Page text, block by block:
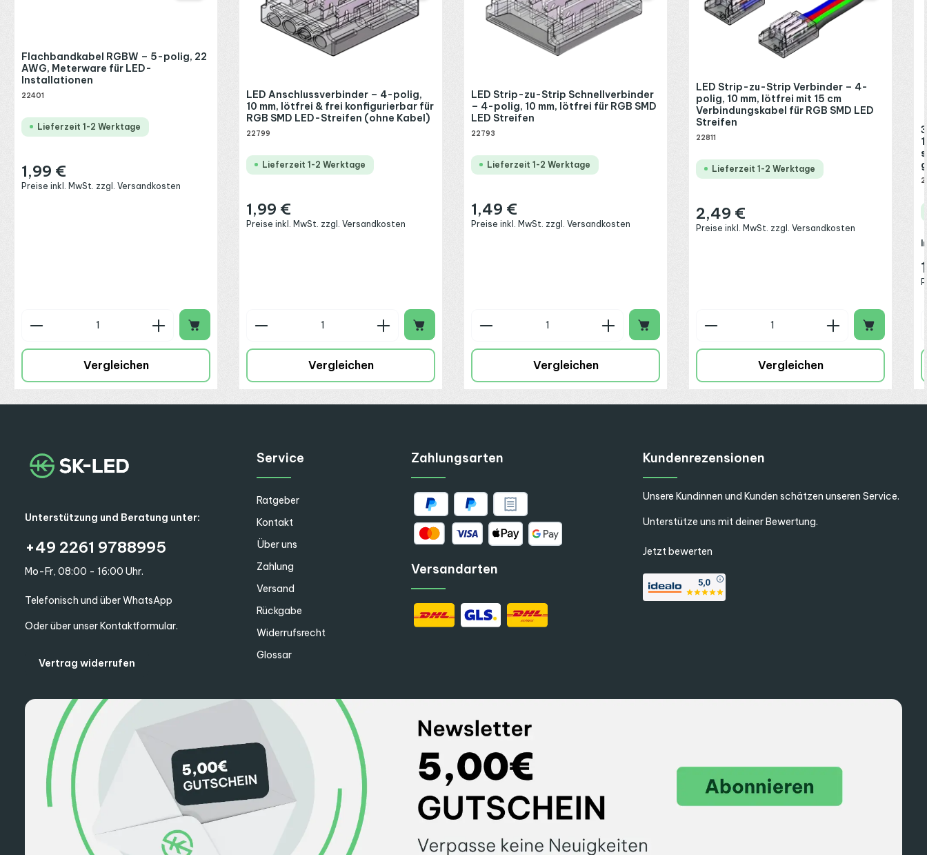
Flachbandkabel RGBW – 5-polig, 22
AWG, Meterware für LED-
Installationen
22401
Lieferzeit 1-2 Werktage
Regulärer Preis:
1,99 €
Preise inkl. MwSt. zzgl. Versandkosten
Produkt Anzahl: Gib den gewünschten Wert ein oder benutze die Schaltflächen um die Anzahl zu erhöhen oder
Vergleichen
LED Anschlussverbinder – 4-polig,
10 mm, lötfrei & frei konfigurierbar für
RGB SMD LED-Streifen (ohne Kabel)
22799
Lieferzeit 1-2 Werktage
Regulärer Preis:
1,99 €
Preise inkl. MwSt. zzgl. Versandkosten
Produkt Anzahl: Gib den gewünschten Wert ein oder benutze die Schaltflächen um
Vergleichen
LED Strip-zu-Strip Schnellverbinder
– 4-polig, 10 mm, lötfrei für RGB SMD
LED Streifen
22793
Lieferzeit 1-2 Werktage
Regulärer Preis:
1,49 €
Preise inkl. MwSt. zzgl. Versandkosten
Produkt Anzahl: Gib den gewünschten Wert ein oder
Vergleichen
LED Strip-zu-Strip Verbinder – 4-
polig, 10 mm, lötfrei mit 15 cm
Verbindungskabel für RGB SMD LED
Streifen
22811
Lieferzeit 1-2 Werktage
Regulärer Preis:
2,49 €
Preise inkl. MwSt. zzgl. Versandkosten
Produkt Anzahl: Gib den
Vergleichen
Unterstützung und Beratung unter:
+49 2261 9788995
Mo-Fr, 08:00 - 16:00 Uhr.
Telefonisch und über WhatsApp
Oder über unserKontaktformular.
Vertrag widerrufen
Service
Ratgeber
Kontakt
Über uns
Zahlung
Versand
Rückgabe
Widerrufsrecht
Glossar
Zahlungsarten
Versandarten
Kundenrezensionen
Unsere Kundinnen und Kunden schätzen unseren Service.
Unterstütze uns mit deiner Bewertung.
Jetzt bewerten